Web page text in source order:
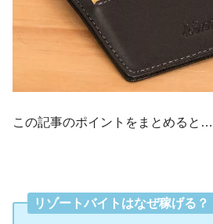
この記事のポイントをまとめると…
リゾートバイトはなぜ稼げる？